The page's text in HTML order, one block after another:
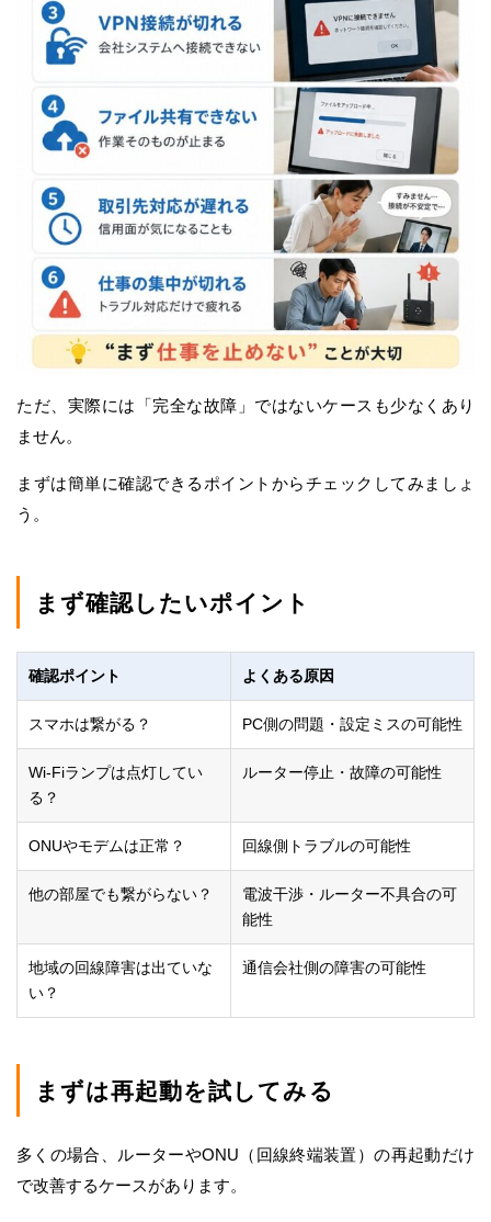
ただ、実際には「完全な故障」ではないケースも少なくあり
ません。
まずは簡単に確認できるポイントからチェックしてみましょ
う。
まず確認したいポイント
確認ポイント よくある原因
スマホは繋がる？ PC側の問題・設定ミスの可能性
Wi-Fiランプは点灯してい
る？
ルーター停止・故障の可能性
ONUやモデムは正常？ 回線側トラブルの可能性
他の部屋でも繋がらない？
電波干渉・ルーター不具合の可
能性
地域の回線障害は出ていな
い？
通信会社側の障害の可能性
まずは再起動を試してみる
多くの場合、ルーターやONU（回線終端装置）の再起動だけ
で改善するケースがあります。